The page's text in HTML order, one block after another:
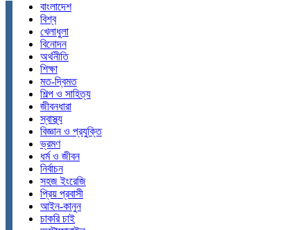
বাংলাদেশ
বিশ্ব
খেলাধুলা
বিনোদন
অর্থনীতি
শিক্ষা
মত-দ্বিমত
শিল্প ও সাহিত্য
জীবনধারা
স্বাস্থ্য
বিজ্ঞান ও প্রযুক্তি
ভ্রমণ
ধর্ম ও জীবন
নির্বাচন
সহজ ইংরেজি
প্রিয় প্রবাসী
আইন-কানুন
চাকরি চাই